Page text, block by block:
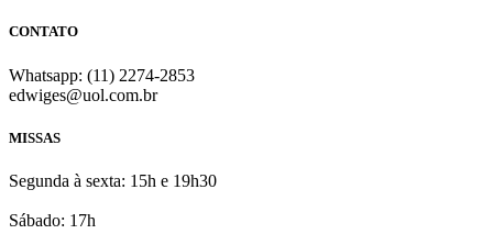
CONTATO
Whatsapp: (11) 2274-2853
edwiges@uol.com.br
MISSAS
Segunda à sexta: 15h e 19h30
Sábado: 17h